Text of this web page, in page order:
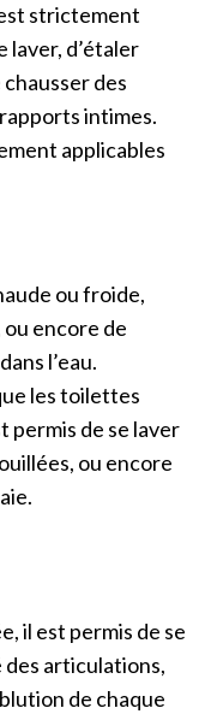
strictement
laver, d’étaler
des
intimes.
applicables
ou froide,
encore de
l’eau.
les toilettes
permis de se laver
ou encore
il est permis de se
des articulations,
de chaque